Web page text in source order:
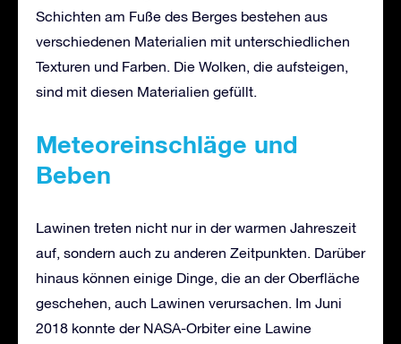
Schichten am Fuße des Berges bestehen aus
verschiedenen Materialien mit unterschiedlichen
Texturen und Farben. Die Wolken, die aufsteigen,
sind mit diesen Materialien gefüllt.
Meteoreinschläge und
Beben
Lawinen treten nicht nur in der warmen Jahreszeit
auf, sondern auch zu anderen Zeitpunkten. Darüber
hinaus können einige Dinge, die an der Oberfläche
geschehen, auch Lawinen verursachen. Im Juni
2018 konnte der NASA-Orbiter eine Lawine